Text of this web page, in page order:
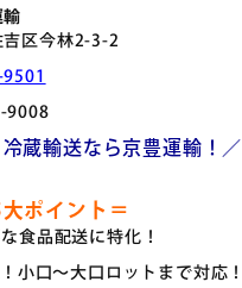
区今林2-3-2
9008
蔵輸送なら京豊運輸！／
ポイント＝
食品配送に特化！
小口～大口ロットまで対応！